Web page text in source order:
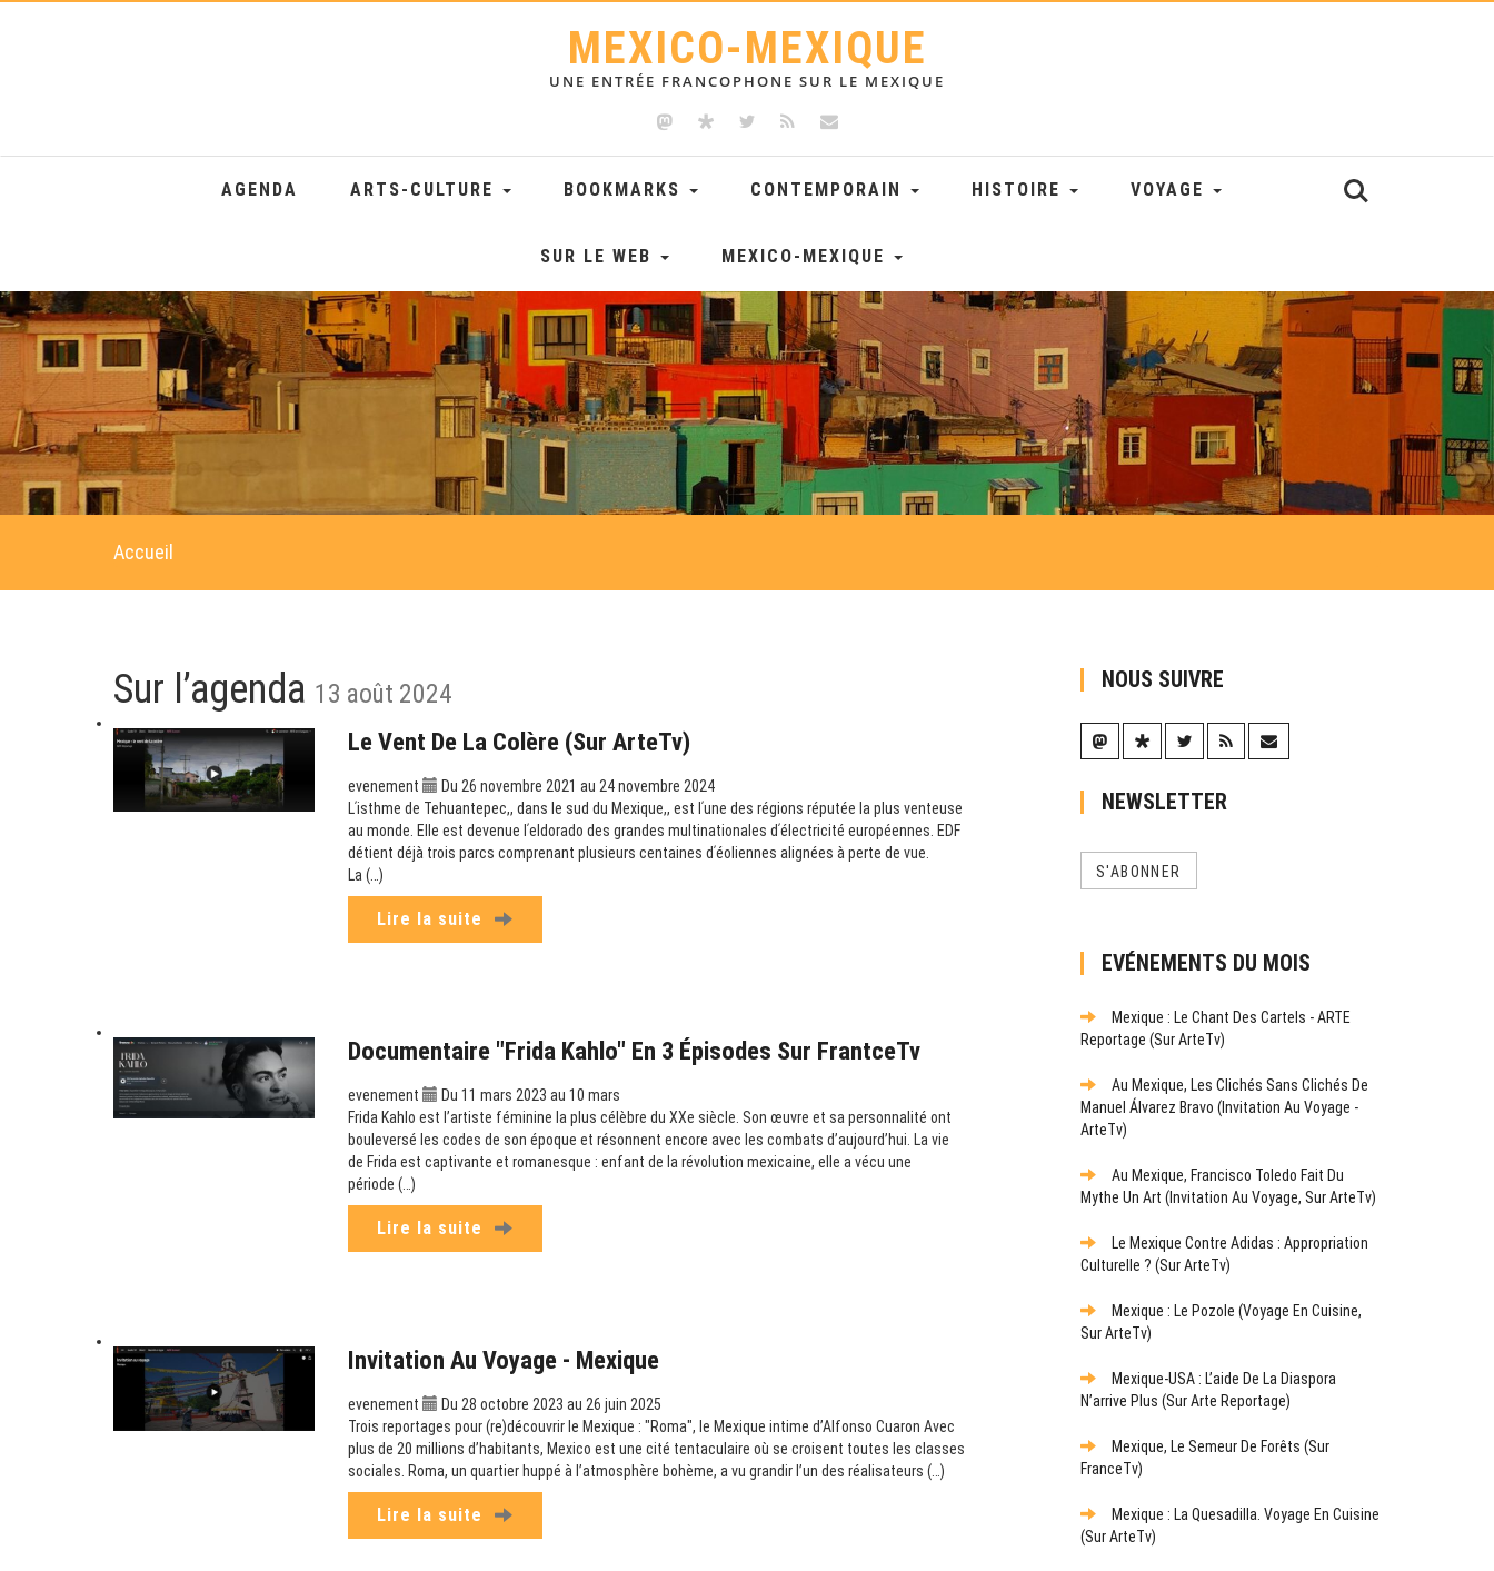
MEXICO-MEXIQUE
UNE ENTRÉE FRANCOPHONE SUR LE MEXIQUE
AGENDA ARTS-CULTURE BOOKMARKS CONTEMPORAIN HISTOIRE VOYAGE
SUR LE WEB MEXICO-MEXIQUE
Accueil
Sur l’agenda 13 août 2024
Le Vent De La Colère (sur ArteTv)
evenement
Du 26 novembre 2021 au 24 novembre 2024
Lʹisthme de Tehuantepec,, dans le sud du Mexique,, est lʹune des régions réputée la plus venteuse
au monde. Elle est devenue lʹeldorado des grandes multinationales dʹélectricité européennes. EDF
détient déjà trois parcs comprenant plusieurs centaines dʹéoliennes alignées à perte de vue.
La (…)
Lire la suite
Documentaire "Frida Kahlo" En 3 Épisodes Sur FrantceTv
evenement
Du 11 mars 2023 au 10 mars
Frida Kahlo est l’artiste féminine la plus célèbre du XXe siècle. Son œuvre et sa personnalité ont
bouleversé les codes de son époque et résonnent encore avec les combats d’aujourd’hui. La vie
de Frida est captivante et romanesque : enfant de la révolution mexicaine, elle a vécu une
période (…)
Lire la suite
Invitation Au Voyage - Mexique
evenement
Du 28 octobre 2023 au 26 juin 2025
Trois reportages pour (re)découvrir le Mexique : "Roma", le Mexique intime d’Alfonso Cuaron Avec
plus de 20 millions d’habitants, Mexico est une cité tentaculaire où se croisent toutes les classes
sociales. Roma, un quartier huppé à l’atmosphère bohème, a vu grandir l’un des réalisateurs (…)
Lire la suite
NOUS SUIVRE
NEWSLETTER
S'ABONNER
EVÉNEMENTS DU MOIS
Mexique : Le Chant Des Cartels - ARTE
Reportage (sur ArteTv)
Au Mexique, Les Clichés Sans Clichés De
Manuel Álvarez Bravo (Invitation Au Voyage -
ArteTv)
Au Mexique, Francisco Toledo Fait Du
Mythe Un Art (Invitation Au Voyage, Sur ArteTv)
Le Mexique Contre Adidas : Appropriation
Culturelle ? (sur ArteTv)
Mexique : Le Pozole (Voyage En Cuisine,
Sur ArteTv)
Mexique-USA : L’aide De La Diaspora
N’arrive Plus (sur Arte Reportage)
Mexique, Le Semeur De Forêts (sur
FranceTv)
Mexique : La Quesadilla. Voyage En Cuisine
(sur ArteTv)